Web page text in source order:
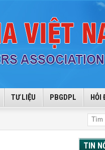
TƯ LIỆU PBGDPL HỎI
TIN